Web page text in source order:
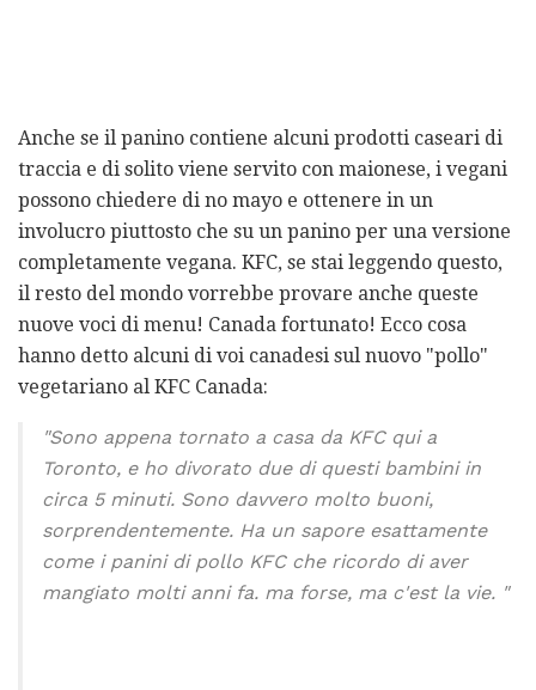
Anche se il panino contiene alcuni prodotti caseari di
traccia e di solito viene servito con maionese, i vegani
possono chiedere di no mayo e ottenere in un
involucro piuttosto che su un panino per una versione
completamente vegana. KFC, se stai leggendo questo,
il resto del mondo vorrebbe provare anche queste
nuove voci di menu! Canada fortunato! Ecco cosa
hanno detto alcuni di voi canadesi sul nuovo "pollo"
vegetariano al KFC Canada:
"Sono appena tornato a casa da KFC qui a
Toronto, e ho divorato due di questi bambini in
circa 5 minuti. Sono davvero molto buoni,
sorprendentemente. Ha un sapore esattamente
come i panini di pollo KFC che ricordo di aver
mangiato molti anni fa. ma forse, ma c'est la vie. "